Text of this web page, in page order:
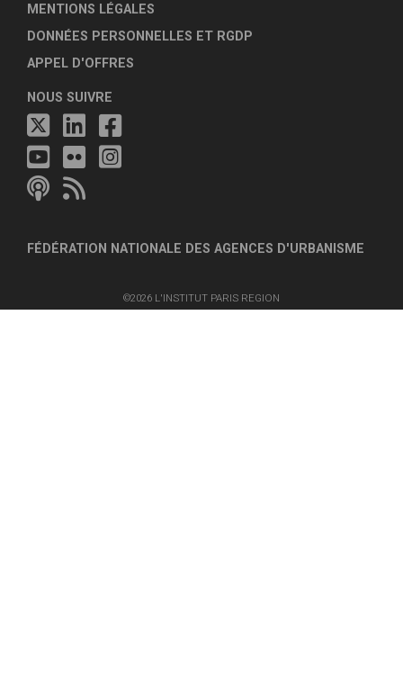
MENTIONS LÉGALES
DONNÉES PERSONNELLES ET RGDP
APPEL D'OFFRES
NOUS SUIVRE
FÉDÉRATION NATIONALE DES AGENCES D'URBANISME
©2026 L'INSTITUT PARIS REGION